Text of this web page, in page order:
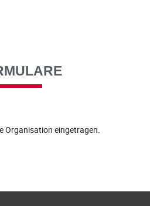
Organisation eingetragen.